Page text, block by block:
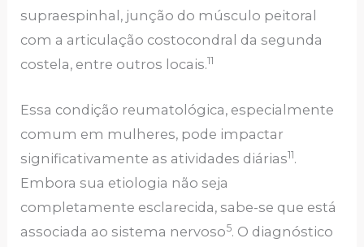
supraespinhal, junção do músculo peitoral
com a articulação costocondral da segunda
costela, entre outros locais.11
Essa condição reumatológica, especialmente
comum em mulheres, pode impactar
significativamente as atividades diárias11.
Embora sua etiologia não seja
completamente esclarecida, sabe-se que está
associada ao sistema nervoso5. O diagnóstico